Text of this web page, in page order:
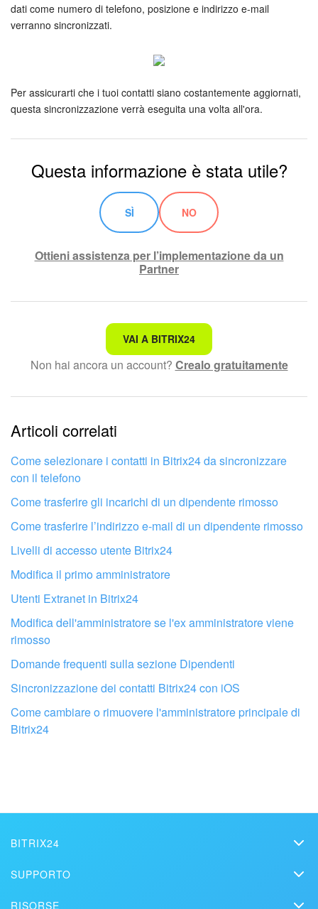
Siti e store
Dipendenti
Firma elettronica per HR
Automazione
Flussi di lavoro
Marketing
Gestione inventario
Telefonia
Impostazioni
Enterprise
Bitrix24 On-Premise
Bitrix24 Messenger
Domande generali
INIZIA GRATIS
ACCEDI
dati come numero di telefono, posizione e indirizzo e-mail
verranno sincronizzati.
Per assicurarti che i tuoi contatti siano costantemente aggiornati,
questa sincronizzazione verrà eseguita una volta all'ora.
Questa informazione è stata utile?
SÌ NO
Ottieni assistenza per l’implementazione da un
Partner
Non è quello che sto cercando.
Testo complesso e incomprensibile
Le informazioni sono obsolete.
Troppo breve, ho bisogno di maggiori informazioni.
Non mi soddisfa come funziona questo strumento
Fai configurare il tuo Bitrix24 a un
professionista locale
VAI A BITRIX24
Non hai ancora un account? Crealo gratuitamente
Articoli correlati
Come selezionare i contatti in Bitrix24 da sincronizzare
con il telefono
Come trasferire gli incarichi di un dipendente rimosso
Come trasferire l’indirizzo e-mail di un dipendente rimosso
Livelli di accesso utente Bitrix24
Modifica il primo amministratore
Utenti Extranet in Bitrix24
Modifica dell'amministratore se l'ex amministratore viene
rimosso
Domande frequenti sulla sezione Dipendenti
Sincronizzazione dei contatti Bitrix24 con iOS
Come cambiare o rimuovere l'amministratore principale di
Bitrix24
BITRIX24
SUPPORTO
RISORSE